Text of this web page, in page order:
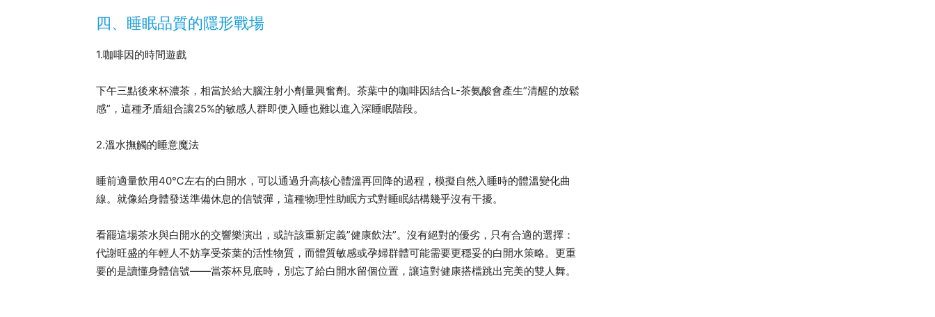
四、睡眠品質的隱形戰場
1.咖啡因的時間遊戲
下午三點後來杯濃茶，相當於給大腦注射小劑量興奮劑。茶葉中的咖啡因結合L-茶氨酸會產生”清醒的放鬆
感”，這種矛盾組合讓25%的敏感人群即便入睡也難以進入深睡眠階段。
2.溫水撫觸的睡意魔法
睡前適量飲用40℃左右的白開水，可以通過升高核心體溫再回降的過程，模擬自然入睡時的體溫變化曲
線。就像給身體發送準備休息的信號彈，這種物理性助眠方式對睡眠結構幾乎沒有干擾。
看罷這場茶水與白開水的交響樂演出，或許該重新定義”健康飲法”。沒有絕對的優劣，只有合適的選擇：
代謝旺盛的年輕人不妨享受茶葉的活性物質，而體質敏感或孕婦群體可能需要更穩妥的白開水策略。更重
要的是讀懂身體信號——當茶杯見底時，別忘了給白開水留個位置，讓這對健康搭檔跳出完美的雙人舞。